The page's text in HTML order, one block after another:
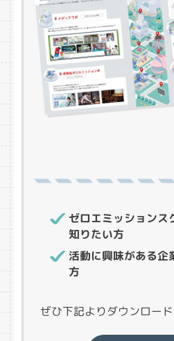
ゼロエミッションス
知りたい方
活動に興味がある企
方
ぜひ下記よりダウンロー